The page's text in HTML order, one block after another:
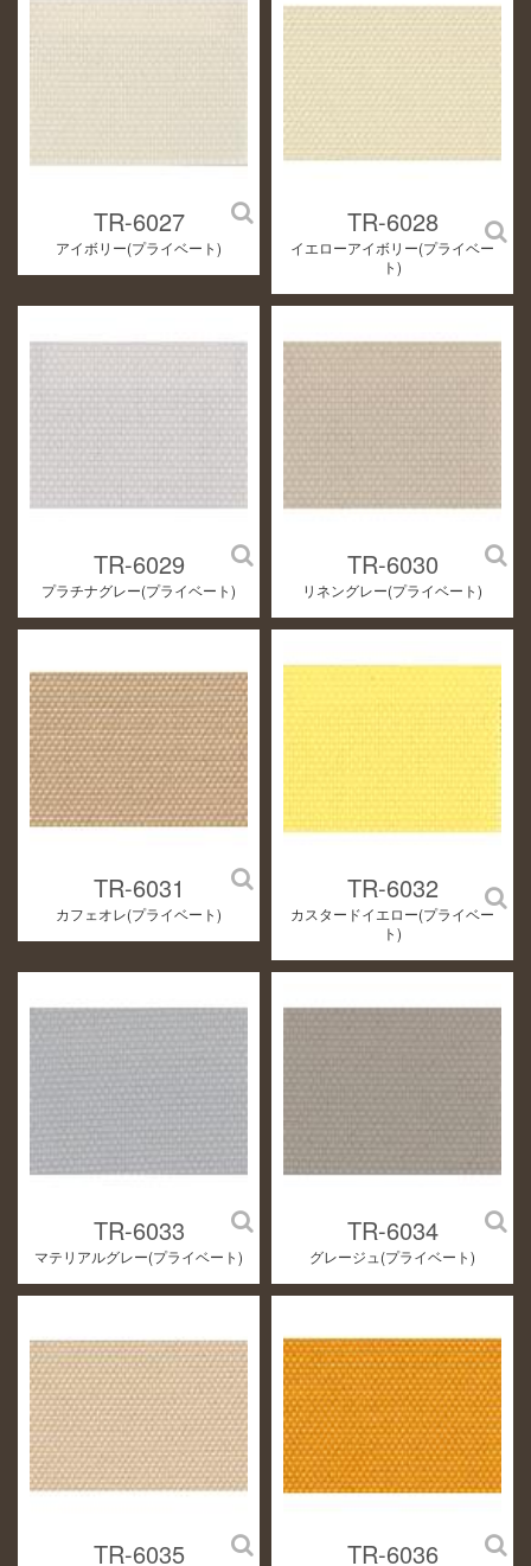
TR-6027
アイボリー(プライベート)
TR-6028
イエローアイボリー(プライベー
ト)
TR-6029
プラチナグレー(プライベート)
TR-6030
リネングレー(プライベート)
TR-6031
カフェオレ(プライベート)
TR-6032
カスタードイエロー(プライベー
ト)
TR-6033
マテリアルグレー(プライベート)
TR-6034
グレージュ(プライベート)
TR-6035 TR-6036